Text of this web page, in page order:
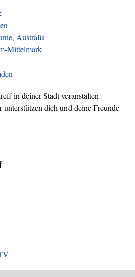
Australia
Mittelmark
in deiner Stadt veranstalten
dich und deine Freunde